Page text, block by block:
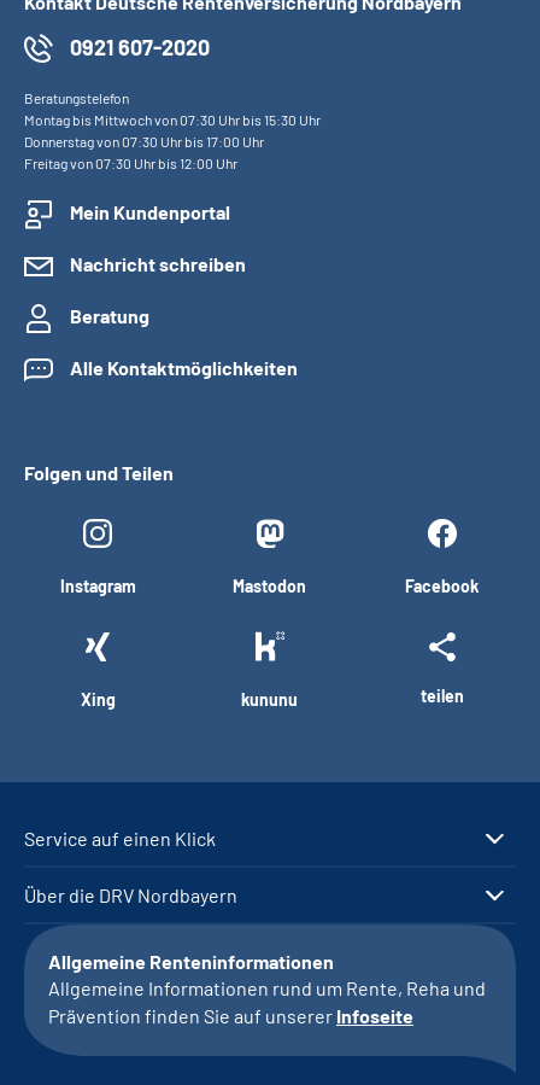
0921 607-2020
Beratungstelefon
Montag bis Mittwoch von 07:30 Uhr bis 15:30 Uhr
Donnerstag von 07:30 Uhr bis 17:00 Uhr
Freitag von 07:30 Uhr bis 12:00 Uhr
Mein Kundenportal
Nachricht schreiben
Beratung
Alle Kontaktmöglichkeiten
Folgen und Teilen
Instagram Mastodon Facebook
Xing kununu teilen
Service auf einen Klick
Über die DRV Nordbayern
Allgemeine Renteninformationen
Allgemeine Informationen rund um Rente, Reha und
Prävention finden Sie auf unserer Infoseite